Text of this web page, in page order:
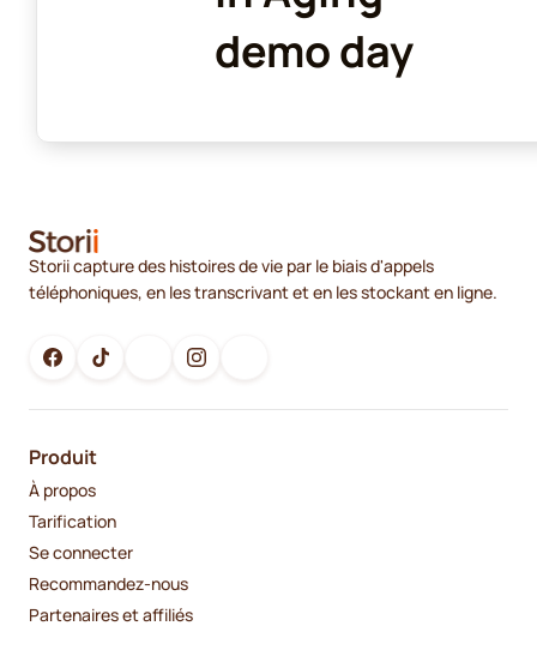
demo day
Storii capture des histoires de vie par le biais d'appels
téléphoniques, en les transcrivant et en les stockant en ligne.
Produit
À propos
Tarification
Se connecter
Recommandez-nous
Partenaires et affiliés